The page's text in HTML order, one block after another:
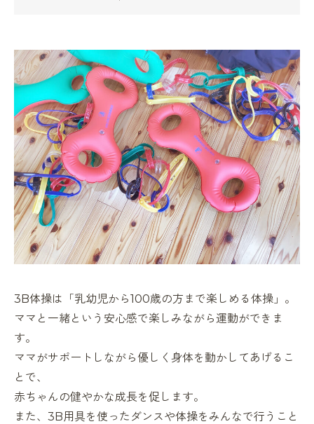
3B体操は「乳幼児から100歳の方まで楽しめる体操」。
ママと一緒という安心感で楽しみながら運動ができま
す。
ママがサポートしながら優しく身体を動かしてあげるこ
とで、
赤ちゃんの健やかな成長を促します。
また、3B用具を使ったダンスや体操をみんなで行うこと